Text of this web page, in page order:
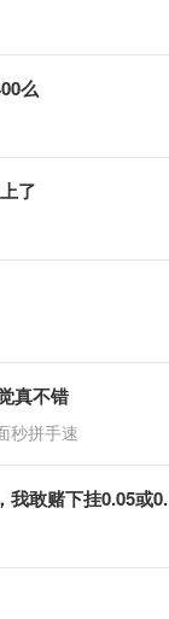
么
了
真不错
秒拼手速
我敢赌下挂0.05或